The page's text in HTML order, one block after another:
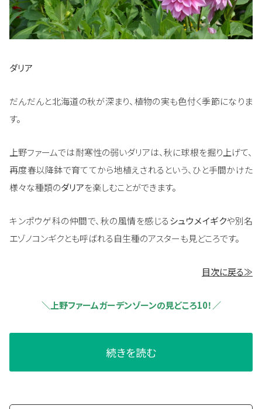
ダリア
だんだんと北海道の秋が深まり、植物の実も色付く季節になりま
す。
上野ファームでは耐寒性の弱いダリアは、秋に球根を掘り上げて、
再度春以降鉢で育ててから地植えされるという、ひと手間かけた
様々な種類のダリアを楽しむことができます。
キンポウゲ科の仲間で、秋の風情を感じるシュウメイギクや別名
エゾノコンギクとも呼ばれる自生種のアスターも見どころです。
目次に戻る≫
＼上野ファームガーデンゾーンの見どころ10！／
続きを読む